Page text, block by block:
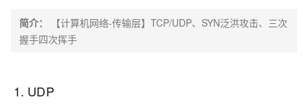
简介：
【计算机网络-传输层】TCP/UDP、SYN泛洪攻击、三次
握手四次挥手
1. UDP